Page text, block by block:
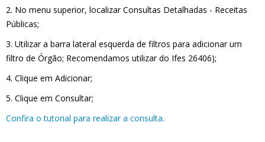
2. No menu superior, localizar Consultas Detalhadas - Receitas
Públicas;
3. Utilizar a barra lateral esquerda de filtros para adicionar um
filtro de Órgão; Recomendamos utilizar do Ifes 26406);
4. Clique em Adicionar;
5. Clique em Consultar;
Confira o tutorial para realizar a consulta.